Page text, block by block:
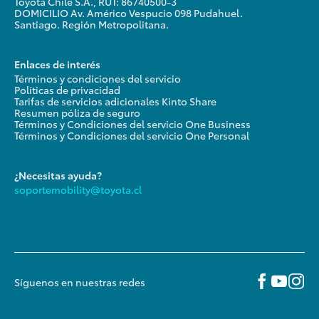
DOMICILIO Av. Américo Vespucio 098 Pudahuel.
Santiago. Región Metropolitana.
Enlaces de interés
Términos y condiciones del servicio
Políticas de privacidad
Tarifas de servicios adicionales Kinto Share
Resumen póliza de seguro
Términos y Condiciones del servicio One Business
Términos y Condiciones del servicio One Personal
¿Necesitas ayuda?
soportemobility@toyota.cl
Síguenos en nuestras redes